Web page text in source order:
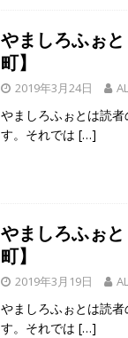
やましろふぉ
町】
2019年3月24日
やましろふぉとは読
す。それでは […]
やましろふぉ
町】
2019年3月19日
やましろふぉとは読
す。それでは […]